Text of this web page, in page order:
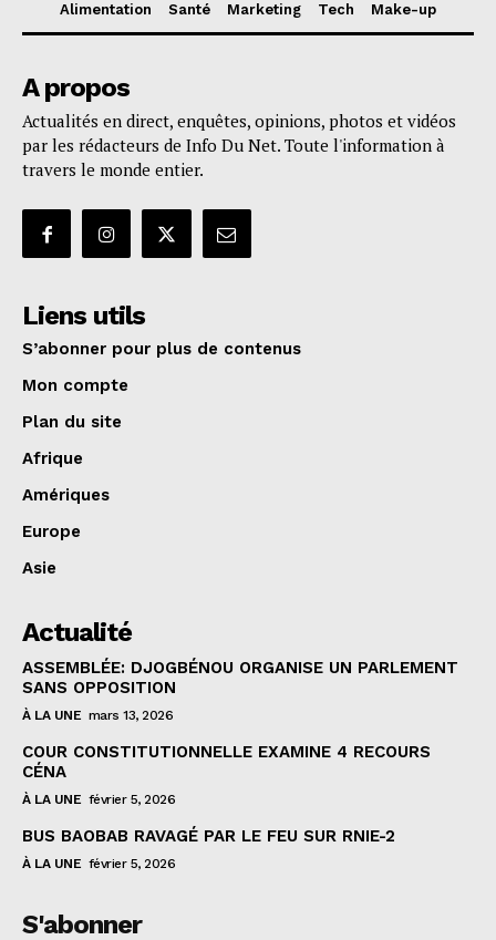
Alimentation
Santé Marketing Tech Make-up
A propos
Actualités en direct, enquêtes, opinions, photos et vidéos
par les rédacteurs de Info Du Net. Toute l'information à
travers le monde entier.
Liens utils
S’abonner pour plus de contenus
Mon compte
Plan du site
Afrique
Amériques
Europe
Asie
Actualité
ASSEMBLÉE: DJOGBÉNOU ORGANISE UN PARLEMENT
SANS OPPOSITION
À LA UNE mars 13, 2026
COUR CONSTITUTIONNELLE EXAMINE 4 RECOURS
CÉNA
À LA UNE février 5, 2026
BUS BAOBAB RAVAGÉ PAR LE FEU SUR RNIE-2
À LA UNE février 5, 2026
S'abonner